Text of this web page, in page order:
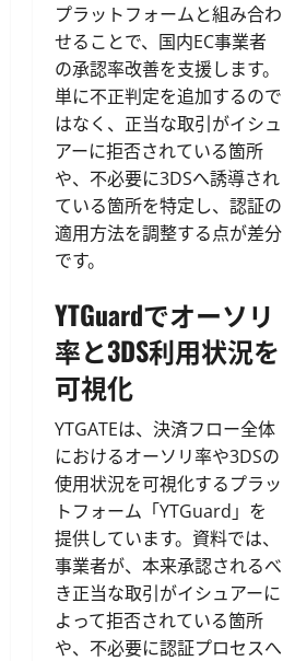
プラットフォームと組み合わ
せることで、国内EC事業者
の承認率改善を支援します。
単に不正判定を追加するので
はなく、正当な取引がイシュ
アーに拒否されている箇所
や、不必要に3DSへ誘導され
ている箇所を特定し、認証の
適用方法を調整する点が差分
です。
YTGuardでオーソリ
率と3DS利用状況を
可視化
YTGATEは、決済フロー全体
におけるオーソリ率や3DSの
使用状況を可視化するプラッ
トフォーム「YTGuard」を
提供しています。資料では、
事業者が、本来承認されるべ
き正当な取引がイシュアーに
よって拒否されている箇所
や、不必要に認証プロセスへ